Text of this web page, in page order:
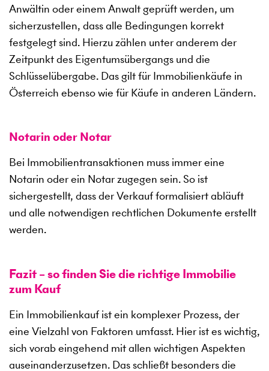
Anwältin oder einem Anwalt geprüft werden, um
sicherzustellen, dass alle Bedingungen korrekt
festgelegt sind. Hierzu zählen unter anderem der
Zeitpunkt des Eigentumsübergangs und die
Schlüsselübergabe. Das gilt für Immobilienkäufe in
Österreich ebenso wie für Käufe in anderen Ländern.
Notarin oder Notar
Bei Immobilientransaktionen muss immer eine
Notarin oder ein Notar zugegen sein. So ist
sichergestellt, dass der Verkauf formalisiert abläuft
und alle notwendigen rechtlichen Dokumente erstellt
werden.
Fazit – so finden Sie die richtige Immobilie
zum Kauf
Ein Immobilienkauf ist ein komplexer Prozess, der
eine Vielzahl von Faktoren umfasst. Hier ist es wichtig,
sich vorab eingehend mit allen wichtigen Aspekten
auseinanderzusetzen. Das schließt besonders die